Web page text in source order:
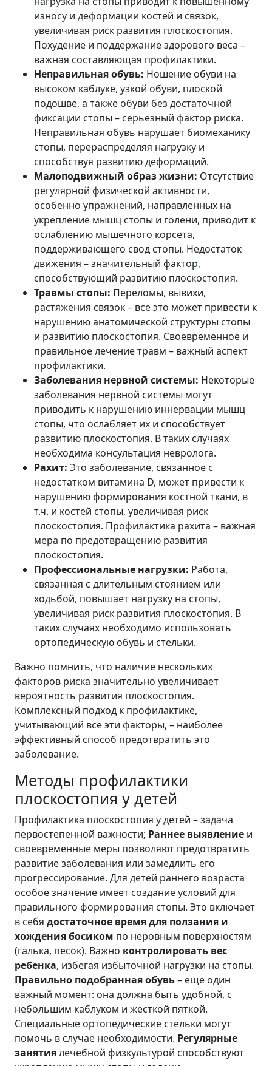
износу и деформации костей и связок,
увеличивая риск развития плоскостопия.
Похудение и поддержание здорового веса –
важная составляющая профилактики.
Неправильная обувь: Ношение обуви на
высоком каблуке, узкой обуви, плоской
подошве, а также обуви без достаточной
фиксации стопы – серьезный фактор риска.
Неправильная обувь нарушает биомеханику
стопы, перераспределяя нагрузку и
способствуя развитию деформаций.
Малоподвижный образ жизни: Отсутствие
регулярной физической активности,
особенно упражнений, направленных на
укрепление мышц стопы и голени, приводит к
ослаблению мышечного корсета,
поддерживающего свод стопы. Недостаток
движения – значительный фактор,
способствующий развитию плоскостопия.
Травмы стопы: Переломы, вывихи,
растяжения связок – все это может привести к
нарушению анатомической структуры стопы
и развитию плоскостопия. Своевременное и
правильное лечение травм – важный аспект
профилактики.
Заболевания нервной системы: Некоторые
заболевания нервной системы могут
приводить к нарушению иннервации мышц
стопы, что ослабляет их и способствует
развитию плоскостопия. В таких случаях
необходима консультация невролога.
Рахит: Это заболевание, связанное с
недостатком витамина D, может привести к
нарушению формирования костной ткани, в
т.ч. и костей стопы, увеличивая риск
плоскостопия. Профилактика рахита – важная
мера по предотвращению развития
плоскостопия.
Профессиональные нагрузки: Работа,
связанная с длительным стоянием или
ходьбой, повышает нагрузку на стопы,
увеличивая риск развития плоскостопия. В
таких случаях необходимо использовать
ортопедическую обувь и стельки.
Важно помнить, что наличие нескольких
факторов риска значительно увеличивает
вероятность развития плоскостопия.
Комплексный подход к профилактике,
учитывающий все эти факторы, – наиболее
эффективный способ предотвратить это
заболевание.
Методы профилактики
плоскостопия у детей
Профилактика плоскостопия у детей – задача
первостепенной важности; Раннее выявление и
своевременные меры позволяют предотвратить
развитие заболевания или замедлить его
прогрессирование. Для детей раннего возраста
особое значение имеет создание условий для
правильного формирования стопы. Это включает
в себя достаточное время для ползания и
хождения босиком по неровным поверхностям
(галька, песок). Важно контролировать вес
ребенка, избегая избыточной нагрузки на стопы.
Правильно подобранная обувь– еще один
важный момент: она должна быть удобной, с
небольшим каблуком и жесткой пяткой.
Специальные ортопедические стельки могут
помочь в случае необходимости. Регулярные
занятиялечебной физкультурой способствуют